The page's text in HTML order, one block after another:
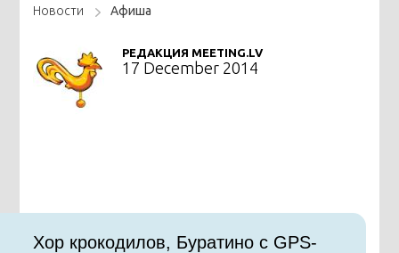
Новости Афиша
РЕДАКЦИЯ MEETING.LV
17 December 2014
Хор крокодилов, Буратино с GPS-